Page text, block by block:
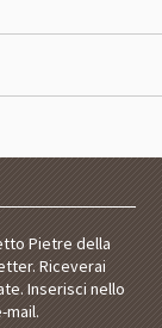
Pietre della
Riceverai
Inserisci nello
mail.